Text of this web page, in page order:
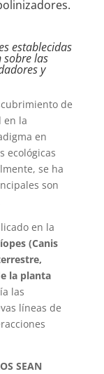
establecidas
sobre las
y
de
en la
en
ecológicas
se ha
son
en la
(Canis
la planta
las
líneas de
SEAN